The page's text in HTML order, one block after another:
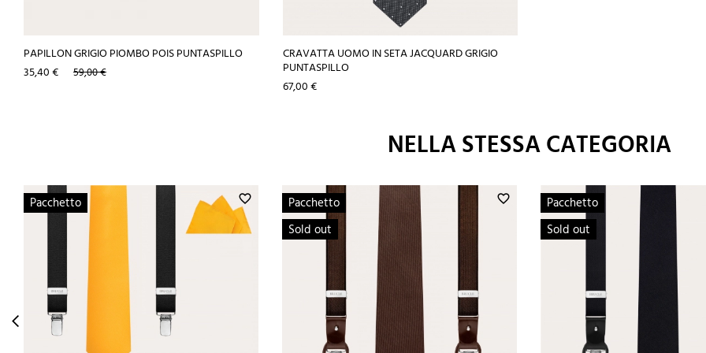
PAPILLON GRIGIO PIOMBO POIS PUNTASPILLO
Prezzo
35,40 € Prezzo
59,00 €
CRAVATTA UOMO IN SETA JACQUARD GRIGIO
PUNTASPILLO
Prezzo
67,00 €
NELLA STESSA CATEGORIA
favorite_border
Pacchetto favorite_border
Pacchetto
Sold out
Pacchetto
Sold out